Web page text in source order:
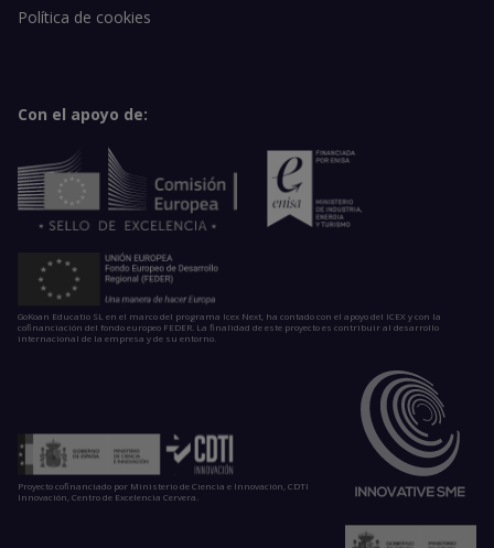
Política de cookies
Con el apoyo de:
GoKoan Educatio SL en el marco del programa Icex Next, ha contado con el apoyo del ICEX y con la
cofinanciación del fondo europeo FEDER. La finalidad de este proyecto es contribuir al desarrollo
internacional de la empresa y de su entorno.
Proyecto cofinanciado por Ministerio de Ciencia e Innovación, CDTI
Innovación, Centro de Excelencia Cervera.